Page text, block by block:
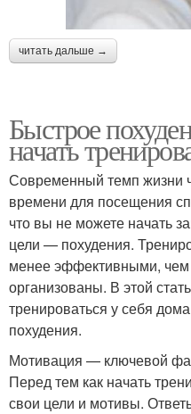
читать дальше →
Быстрое
начать
Современный темп жизни
времени для посещения
что вы не можете начать
цели — похудения.
менее эффективными, чем
организованы. В этой
тренироваться у себя
похудения.
Мотивация — ключевой
Перед тем как начать
свои цели и мотивы.